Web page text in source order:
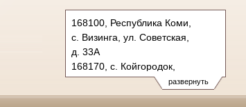
развернуть
168100, Республика Коми,
с. Визинга, ул. Советская,
д. 33А
168170, с. Койгородок,
ул. Мира, д. 1а
Тел.: (82131) 9-27-78